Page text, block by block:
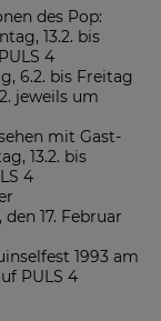
des Pop:
13.2. bis
4
6.2. bis Freitag
jeweils um
mit Gast-
13.2. bis
4
17. Februar
1993 am
PULS 4